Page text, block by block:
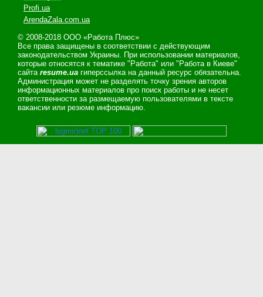
Profi.ua
ArendaZala.com.ua
© 2008-2018 ООО «Работа Плюс»
Все права защищены в соответствии с действующим
законодательством Украины. При использовании материалов,
которые относятся к тематике "Работа" или "Работа в Киеве"
сайта resume.ua гиперссылка на данный ресурс обязательна.
Администрация может не разделять точку зрения авторов
информационных материалов про поиск работы и не несет
ответственности за размещаемую пользователями в тексте
вакансии или резюме информацию.